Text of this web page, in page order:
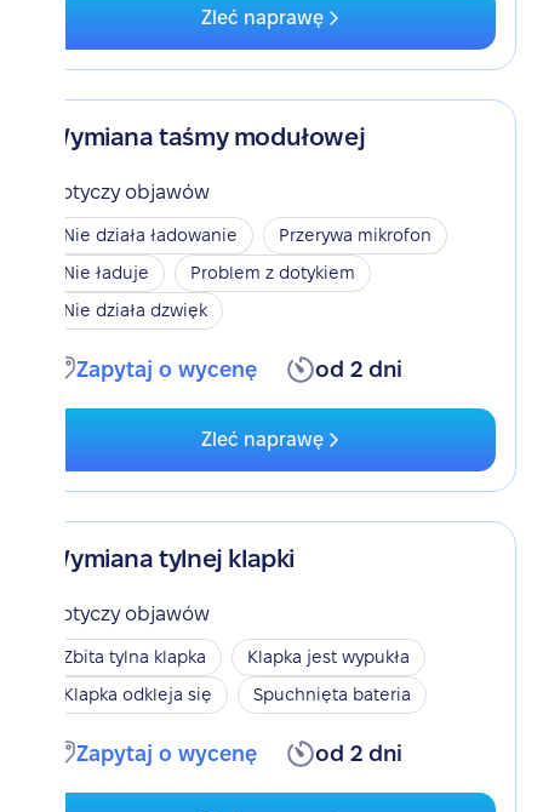
Zleć naprawę
Wymiana taśmy modułowej
Dotyczy objawów
Nie działa ładowanie
Przerywa mikrofon
Nie ładuje
Problem z dotykiem
Nie działa dzwięk
Zapytaj o wycenę od 2 dni
Zleć naprawę
Wymiana tylnej klapki
Dotyczy objawów
Zbita tylna klapka
Klapka jest wypukła
Klapka odkleja się
Spuchnięta bateria
Zapytaj o wycenę od 2 dni